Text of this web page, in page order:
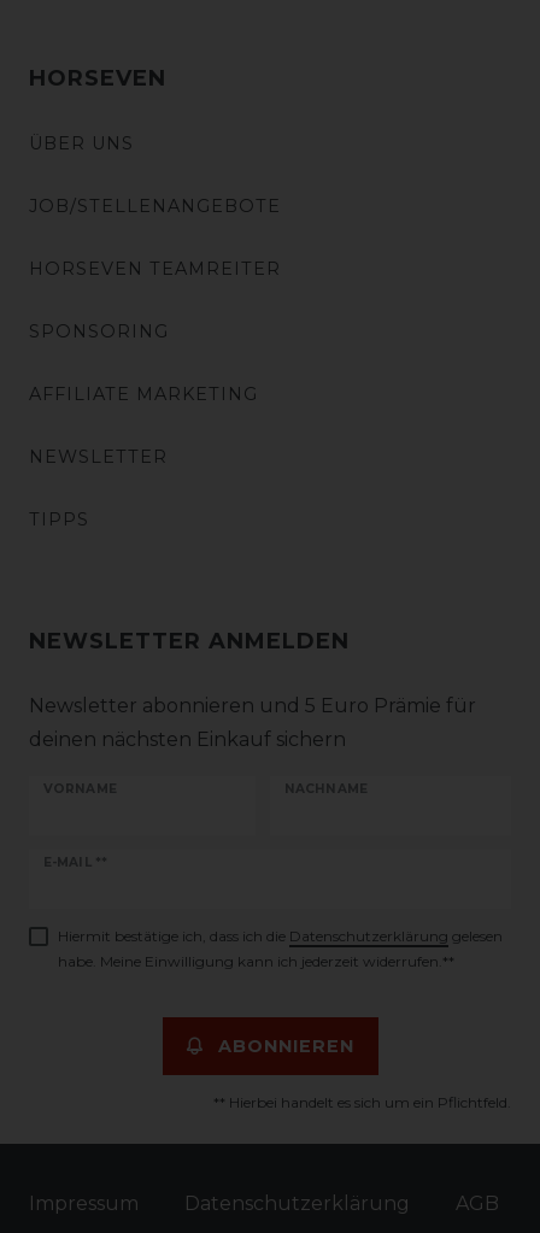
HORSEVEN
ÜBER UNS
JOB/STELLENANGEBOTE
HORSEVEN TEAMREITER
SPONSORING
AFFILIATE MARKETING
NEWSLETTER
TIPPS
NEWSLETTER ANMELDEN
Newsletter abonnieren und 5 Euro Prämie für
deinen nächsten Einkauf sichern
VORNAME NACHNAME
E-MAIL **
Newsletter
Hiermit bestätige ich, dass ich die Daten­schutz­erklärung gelesen
habe. Meine Einwilligung kann ich jederzeit widerrufen.**
ABONNIEREN
** Hierbei handelt es sich um ein Pflichtfeld.
Impressum Daten­schutz­erklärung AGB